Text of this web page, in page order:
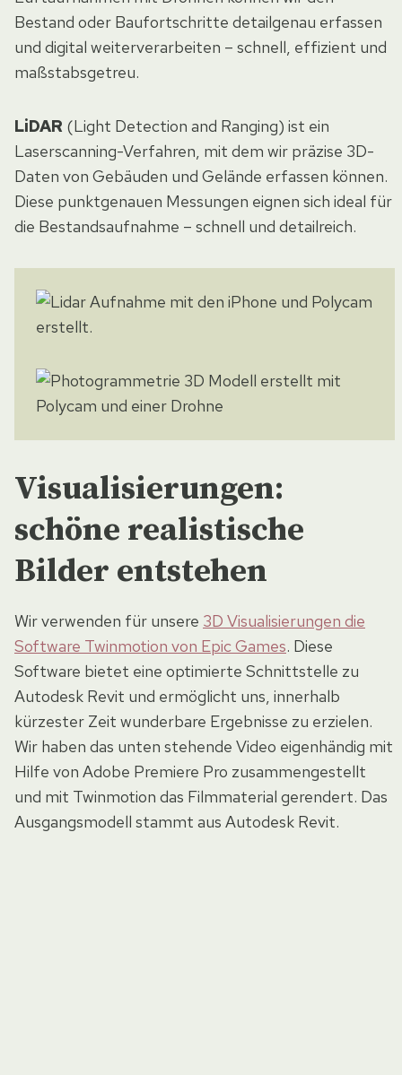
Bestand oder Baufortschritte detailgenau erfassen
und digital weiterverarbeiten – schnell, effizient und
maßstabsgetreu.
LiDAR (Light Detection and Ranging) ist ein
Laserscanning-Verfahren, mit dem wir präzise 3D-
Daten von Gebäuden und Gelände erfassen können.
Diese punktgenauen Messungen eignen sich ideal für
die Bestandsaufnahme – schnell und detailreich.
Visualisierungen:
schöne realistische
Bilder entstehen
Wir verwenden für unsere 3D Visualisierungen die
Software Twinmotion von Epic Games. Diese
Software bietet eine optimierte Schnittstelle zu
Autodesk Revit und ermöglicht uns, innerhalb
kürzester Zeit wunderbare Ergebnisse zu erzielen.
Wir haben das unten stehende Video eigenhändig mit
Hilfe von Adobe Premiere Pro zusammengestellt
und mit Twinmotion das Filmmaterial gerendert. Das
Ausgangsmodell stammt aus Autodesk Revit.